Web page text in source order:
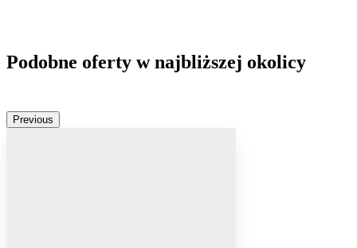
Podobne oferty w najbliższej okolicy
Previous